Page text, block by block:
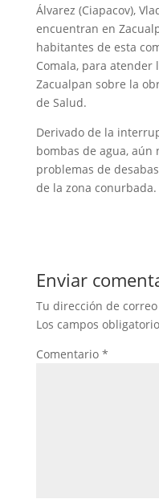
Álvarez (Ciapacov),
encuentran en
habitantes de esta
Comala, para
Zacualpan sobre la
de Salud.
Derivado de la
bombas de agua, aún
problemas de
de la zona conurbada.
Enviar
Tu dirección de
Los campos
Comentario *